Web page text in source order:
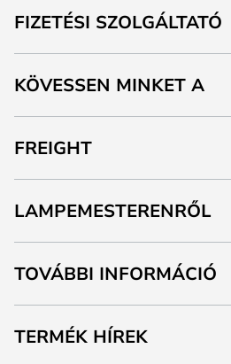
FIZETÉSI SZOLGÁLTATÓ
KÖVESSEN MINKET A
FREIGHT
LAMPEMESTERENRŐL
TOVÁBBI INFORMÁCIÓ
TERMÉK HÍREK